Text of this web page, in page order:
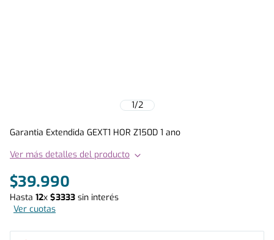
1/2
Garantia Extendida GEXT1 HOR Z150D 1 ano
Ver más detalles del producto
$39.990
Hasta 12x $3333 sin interés
Ver cuotas